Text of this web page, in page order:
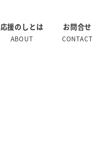
応援のしとは
ABOUT
お問合せ
CONTACT